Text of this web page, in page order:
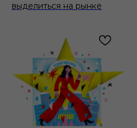
выделиться на рынке